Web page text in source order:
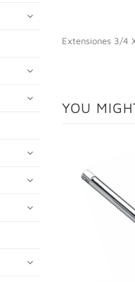
Extensiones 3/4
YOU